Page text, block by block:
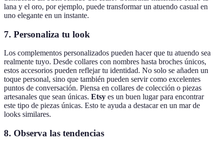
lana y el oro, por ejemplo, puede transformar un atuendo casual en
uno elegante en un instante.
7. Personaliza tu look
Los complementos personalizados pueden hacer que tu atuendo sea
realmente tuyo. Desde collares con nombres hasta broches únicos,
estos accesorios pueden reflejar tu identidad. No solo se añaden un
toque personal, sino que también pueden servir como excelentes
puntos de conversación. Piensa en collares de colección o piezas
artesanales que sean únicas. Etsy es un buen lugar para encontrar
este tipo de piezas únicas. Esto te ayuda a destacar en un mar de
looks similares.
8. Observa las tendencias